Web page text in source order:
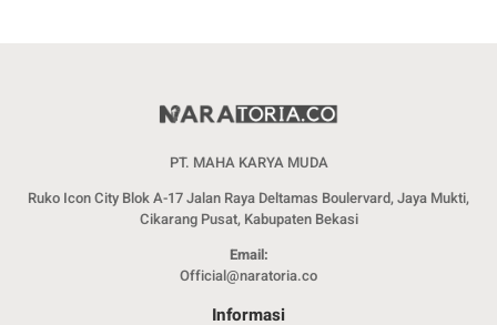
PT. MAHA KARYA MUDA
Ruko Icon City Blok A-17 Jalan Raya Deltamas Boulervard, Jaya Mukti,
Cikarang Pusat, Kabupaten Bekasi
Email:
Official@naratoria.co
Informasi